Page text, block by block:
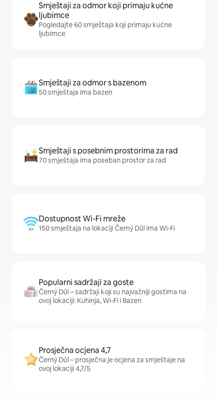
Smještaji za odmor koji primaju kućne
ljubimce
Pogledajte 60 smještaja koji primaju kućne
ljubimce
Smještaji za odmor s bazenom
50 smještaja ima bazen
Smještaji s posebnim prostorima za rad
70 smještaja ima poseban prostor za rad
Dostupnost Wi-Fi mreže
150 smještaja na lokaciji Černý Důl ima Wi-Fi
Popularni sadržaji za goste
Černý Důl – sadržaji koji su najvažniji gostima na
ovoj lokaciji: Kuhinja, Wi-Fi i Bazen
Prosječna ocjena 4,7
Černý Důl – prosječna je ocjena za smještaje na
ovoj lokaciji 4,7/5